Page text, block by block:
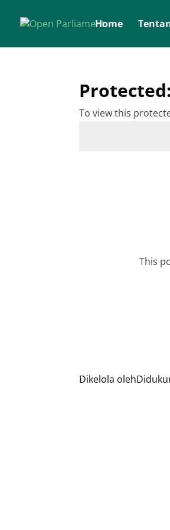
Home
To view this
This
Dikelola oleh